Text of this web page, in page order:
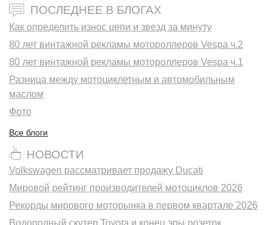
ПОСЛЕДНЕЕ В БЛОГАХ
Как определить износ цепи и звезд за минуту
80 лет винтажной рекламы мотороллеров Vespa ч.2
80 лет винтажной рекламы мотороллеров Vespa ч.1
Разница между мотоциклетным и автомобильным
маслом
Фото
Все блоги
НОВОСТИ
Volkswagen рассматривает продажу Ducati
Мировой рейтинг производителей мотоциклов 2026
Рекорды мирового моторынка в первом квартале 2026
Водородный скутер Toyota и конец эры розеток